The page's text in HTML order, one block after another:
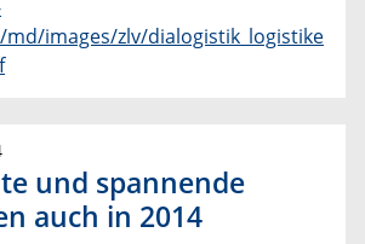
images/zlv/dialogistik_logistike
und spannende
auch in 2014